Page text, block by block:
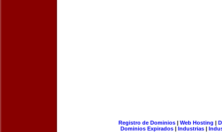
Registro de Dominios| Web Hosting |
Dominios Expirados | Industrias |